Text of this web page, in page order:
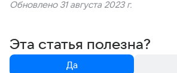
Обновлено 31 августа 2023 г.
Эта статья полезна?
Да